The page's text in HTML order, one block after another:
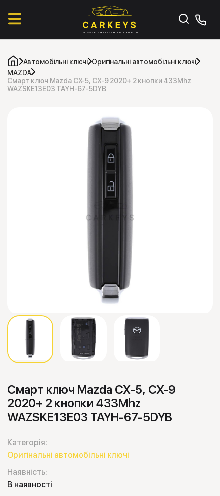
Автомобільні ключі Оригінальні автомобільні ключі
MAZDA
Смарт ключ Mazda CX-5, CX-9 2020+ 2 кнопки 433Mhz
WAZSKE13E03 TAYH-67-5DYB
Смарт ключ Mazda CX-5, CX-9
2020+ 2 кнопки 433Mhz
WAZSKE13E03 TAYH-67-5DYB
Категорія:
Оригінальні автомобільні ключі
Наявність:
В наявності